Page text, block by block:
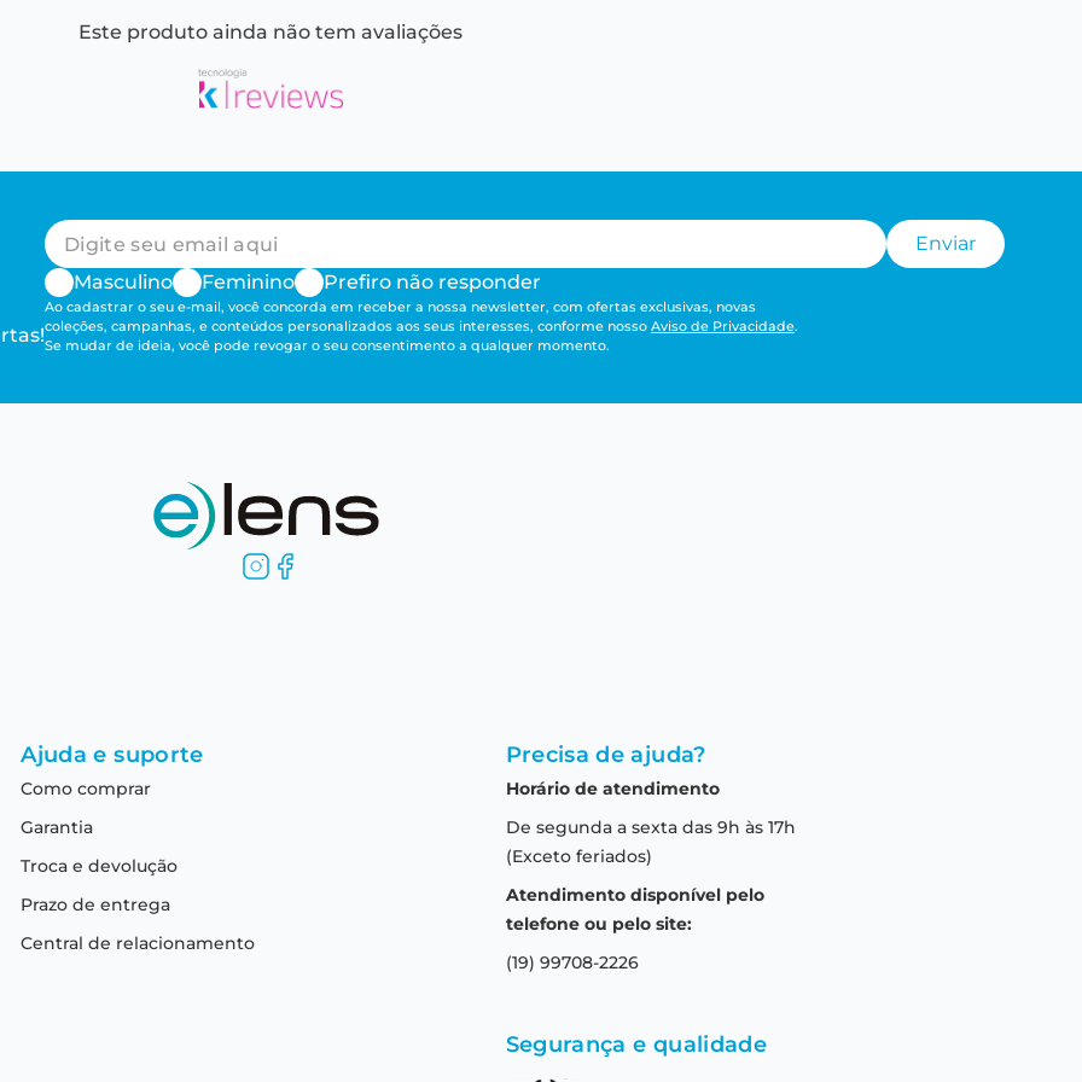
Este produto ainda não tem avaliações
Enviar
Masculino
Feminino Prefiro não responder
Ao cadastrar o seu e-mail, você concorda em receber a nossa newsletter, com ofertas exclusivas, novas
coleções, campanhas, e conteúdos personalizados aos seus interesses, conforme nosso Aviso de Privacidade.
Se mudar de ideia, você pode revogar o seu consentimento a qualquer momento.
Ajuda e suporte
Como comprar
Garantia
Troca e devolução
Prazo de entrega
Central de relacionamento
Precisa de ajuda?
Horário de atendimento
De segunda a sexta das 9h às 17h
(Exceto feriados)
Atendimento disponível pelo
telefone ou pelo site:
(19) 99708-2226
Segurança e qualidade